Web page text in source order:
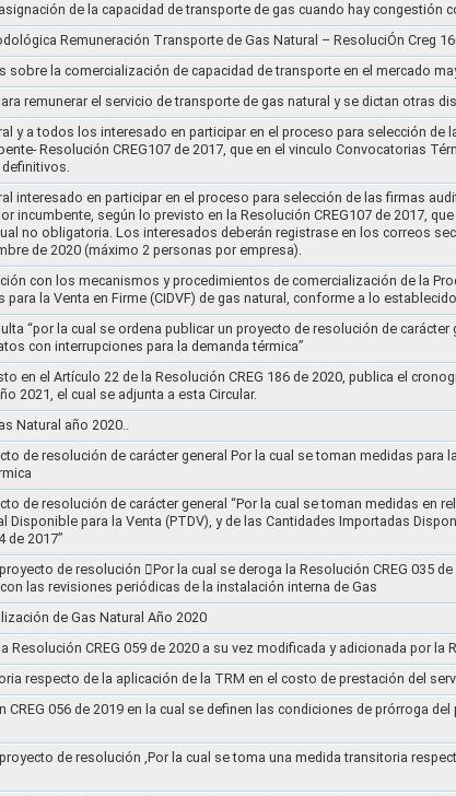
de la capacidad de transporte de gas cuando hay congestión
Remuneración Transporte de Gas Natural – ResoluciÓn Creg
la comercialización de capacidad de transporte en el mercado
remunerar el servicio de transporte de gas natural y se dictan otras
y a todos los interesado en participar en el proceso para selección
Resolución CREG107 de 2017, que en el vinculo Convocatorias
interesado en participar en el proceso para selección de las firmas
incumbente, según lo previsto en la Resolución CREG107 de 2017,
no obligatoria. Los interesados deberán registrase en los correos
de 2020 (máximo 2 personas por empresa).
con los mecanismos y procedimientos de comercialización de la
la Venta en Firme (CIDVF) de gas natural, conforme a lo
“por la cual se ordena publicar un proyecto de resolución de
con interrupciones para la demanda térmica”
en el Artículo 22 de la Resolución CREG 186 de 2020, publica el
2021, el cual se adjunta a esta Circular.
Natural año 2020..
de resolución de carácter general Por la cual se toman medidas
de resolución de carácter general “Por la cual se toman medidas en
para la Venta (PTDV), y de las Cantidades Importadas
de 2017”
de resolución 􀂴Por la cual se deroga la Resolución CREG 035
las revisiones periódicas de la instalación interna de Gas
de Gas Natural Año 2020
Resolución CREG 059 de 2020 a su vez modificada y adicionada por
respecto de la aplicación de la TRM en el costo de prestación del
056 de 2019 en la cual se definen las condiciones de prórroga
de resolución ,Por la cual se toma una medida transitoria